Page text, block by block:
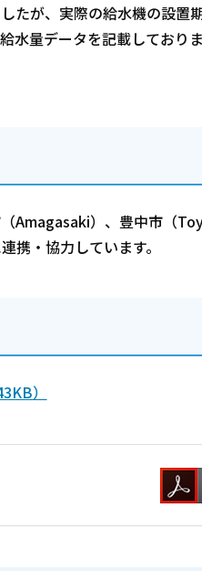
たが、実際の給水機の設置
水量データを記載しておりま
Amagasaki）、豊中市（
携・協力しています。
）